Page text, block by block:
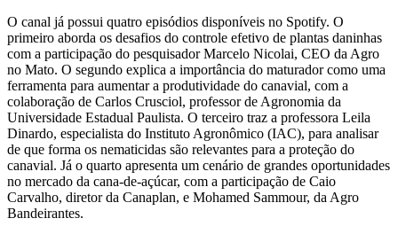
O canal já possui quatro episódios disponíveis no Spotify. O
primeiro aborda os desafios do controle efetivo de plantas daninhas
com a participação do pesquisador Marcelo Nicolai, CEO da Agro
no Mato. O segundo explica a importância do maturador como uma
ferramenta para aumentar a produtividade do canavial, com a
colaboração de Carlos Crusciol, professor de Agronomia da
Universidade Estadual Paulista. O terceiro traz a professora Leila
Dinardo, especialista do Instituto Agronômico (IAC), para analisar
de que forma os nematicidas são relevantes para a proteção do
canavial. Já o quarto apresenta um cenário de grandes oportunidades
no mercado da cana-de-açúcar, com a participação de Caio
Carvalho, diretor da Canaplan, e Mohamed Sammour, da Agro
Bandeirantes.